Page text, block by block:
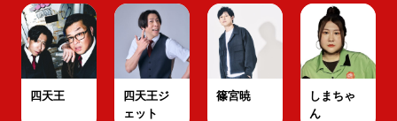
四天王
四天王ジ
ェット
篠宮暁
しまちゃ
ん